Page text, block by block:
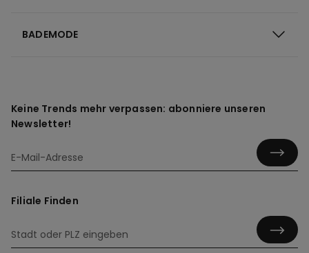
BADEMODE
Keine Trends mehr verpassen: abonniere unseren
Newsletter!
Filiale Finden